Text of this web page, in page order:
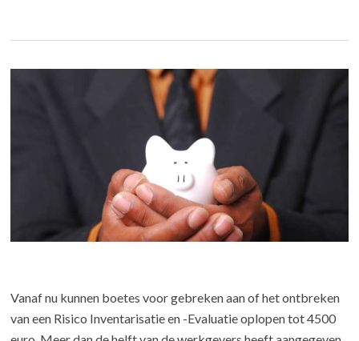
Vanaf nu kunnen boetes voor gebreken aan of het ontbreken
van een Risico Inventarisatie en -Evaluatie oplopen tot 4500